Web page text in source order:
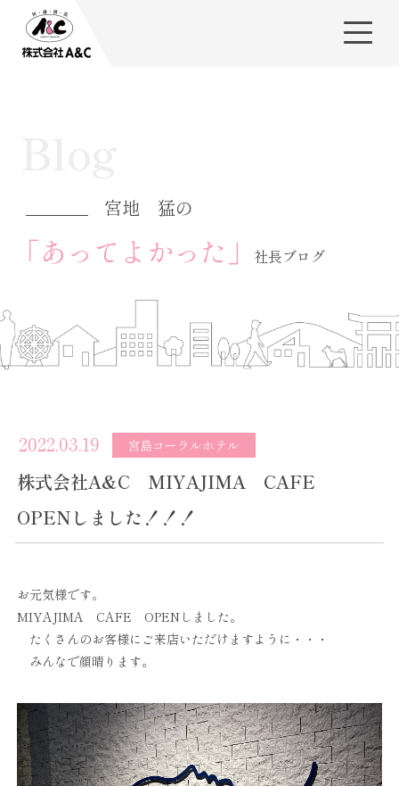
宮地 猛の
「あってよかった」 社長ブログ
2022.03.19 宮島コーラルホテル
株式会社A&C MIYAJIMA CAFE
OPENしました！！！
お元気様です。
MIYAJIMA CAFE OPENしました。
たくさんのお客様にご来店いただけますように・・・
みんなで顔晴ります。